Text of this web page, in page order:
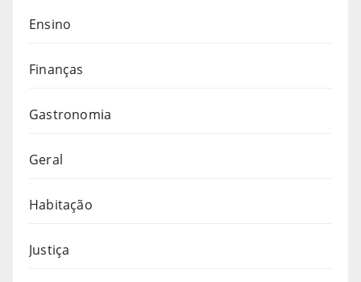
Ensino
Finanças
Gastronomia
Geral
Habitação
Justiça